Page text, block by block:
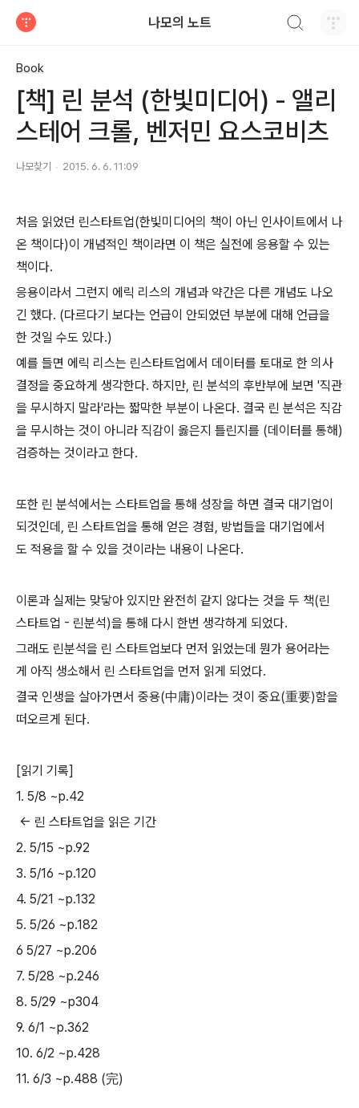
나모의 노트
Book
[책] 린 분석 (한빛미디어) - 앨리
스테어 크롤, 벤저민 요스코비츠
나모찾기 2015. 6. 6. 11:09
처음 읽었던 린스타트업(한빛미디어의 책이 아닌 인사이트에서 나
온 책이다)이 개념적인 책이라면 이 책은 실전에 응용할 수 있는
책이다.
응용이라서 그런지 에릭 리스의 개념과 약간은 다른 개념도 나오
긴 했다. (다르다기 보다는 언급이 안되었던 부분에 대해 언급을
한 것일 수도 있다.)
예를 들면 에릭 리스는 린스타트업에서 데이터를 토대로 한 의사
결정을 중요하게 생각한다. 하지만, 린 분석의 후반부에 보면 '직관
을 무시하지 말라'라는 짧막한 부분이 나온다. 결국 린 분석은 직감
을 무시하는 것이 아니라 직감이 옳은지 틀린지를 (데이터를 통해)
검증하는 것이라고 한다.
또한 린 분석에서는 스타트업을 통해 성장을 하면 결국 대기업이
되것인데, 린 스타트업을 통해 얻은 경험, 방법들을 대기업에서
도 적용을 할 수 있을 것이라는 내용이 나온다.
이론과 실제는 맞닿아 있지만 완전히 같지 않다는 것을 두 책(린
스타트업 - 린분석)을 통해 다시 한번 생각하게 되었다.
그래도 린분석을 린 스타트업보다 먼저 읽었는데 뭔가 용어라는
게 아직 생소해서 린 스타트업을 먼저 읽게 되었다.
결국 인생을 살아가면서 중용(中庸)이라는 것이 중요(重要)함을
떠오르게 된다.
[읽기 기록]
1. 5/8 ~p.42
<- 린 스타트업을 읽은 기간
2. 5/15 ~p.92
3. 5/16 ~p.120
4. 5/21 ~p.132
5. 5/26 ~p.182
6 5/27 ~p.206
7. 5/28 ~p.246
8. 5/29 ~p304
9. 6/1 ~p.362
10. 6/2 ~p.428
11. 6/3 ~p.488 (完)